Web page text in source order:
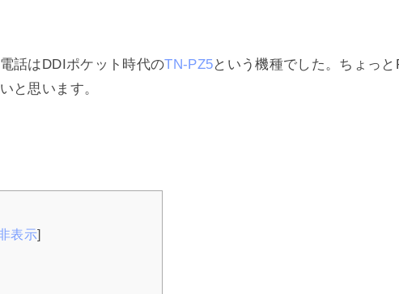
話はDDIポケット時代のTN-PZ5という機種でした。ちょっと
と思います。
表示]